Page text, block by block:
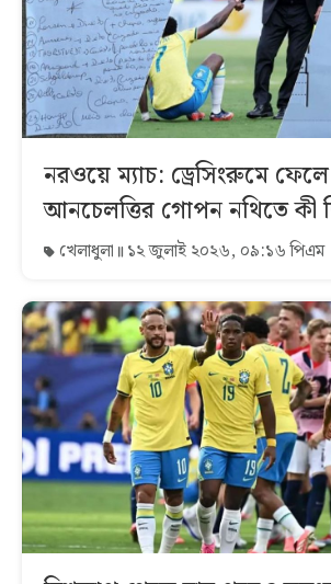
নরওয়ে ম্যাচ: ড্রেসিংরুমে
আনচেলত্তির গোপন নথিতে কী
খেলাধুলা ১২ জুলাই ২০২৬, ০৯:১৬ পিএম